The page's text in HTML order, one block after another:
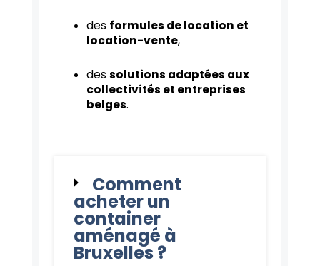
des formules de location et
location-vente,
des solutions adaptées aux
collectivités et entreprises
belges.
Comment
acheter un
container
aménagé à
Bruxelles ?